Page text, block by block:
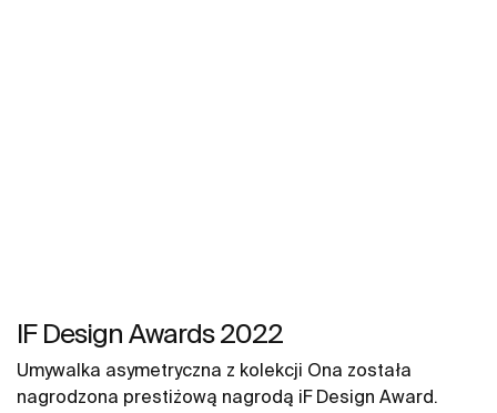
IF Design Awards 2022
Umywalka asymetryczna z kolekcji Ona została
nagrodzona prestiżową nagrodą iF Design Award.